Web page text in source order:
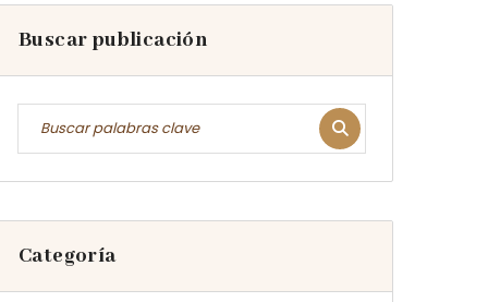
Buscar publicación
Categoría